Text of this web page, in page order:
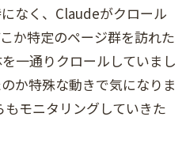
なく、Claudeがクロール
か特定のページ群を訪れた
一通りクロールしていまし
か特殊な動きで気になりま
モニタリングしていきた